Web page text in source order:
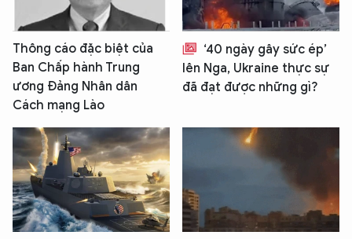
Thông cáo đặc biệt của
Ban Chấp hành Trung
ương Đảng Nhân dân
Cách mạng Lào
‘40 ngày gây sức ép’
lên Nga, Ukraine thực sự
đã đạt được những gì?